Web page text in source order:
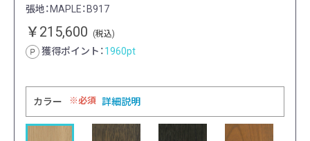
張地：MAPLE：B917
￥215,600 (税込)
獲得ポイント：1960pt
カラー 必須 詳細説明